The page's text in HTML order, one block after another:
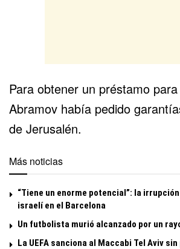
Para obtener un préstamo
Abramov había pedido
de Jerusalén.
Más noticias
“Tiene un enorme potencial”: la
israelí en el Barcelona
Un futbolista murió alcanzado por un
La UEFA sanciona al Maccabi Tel Aviv